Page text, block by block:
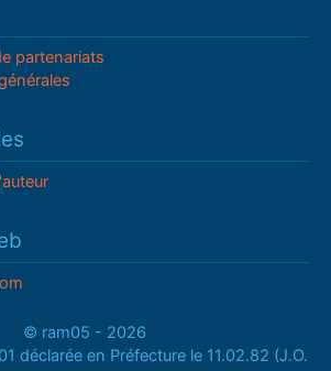
partenariats
© ram05 - 2026
déclarée en Préfecture le 11.02.82 (J.O.